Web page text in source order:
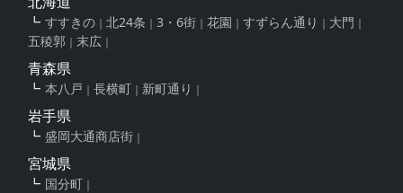
すすきの 北24条 3・6街 花園 すずらん通り
大門
五稜郭
末広
青森県
本八戸 長横町 新町通り
岩手県
盛岡大通商店街
宮城県
国分町